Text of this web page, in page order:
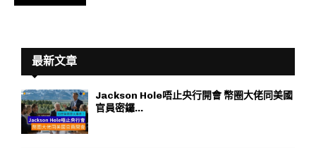
最新文章
Jackson Hole唔止央行開會 幣圈大佬同美國
官員密鑼...